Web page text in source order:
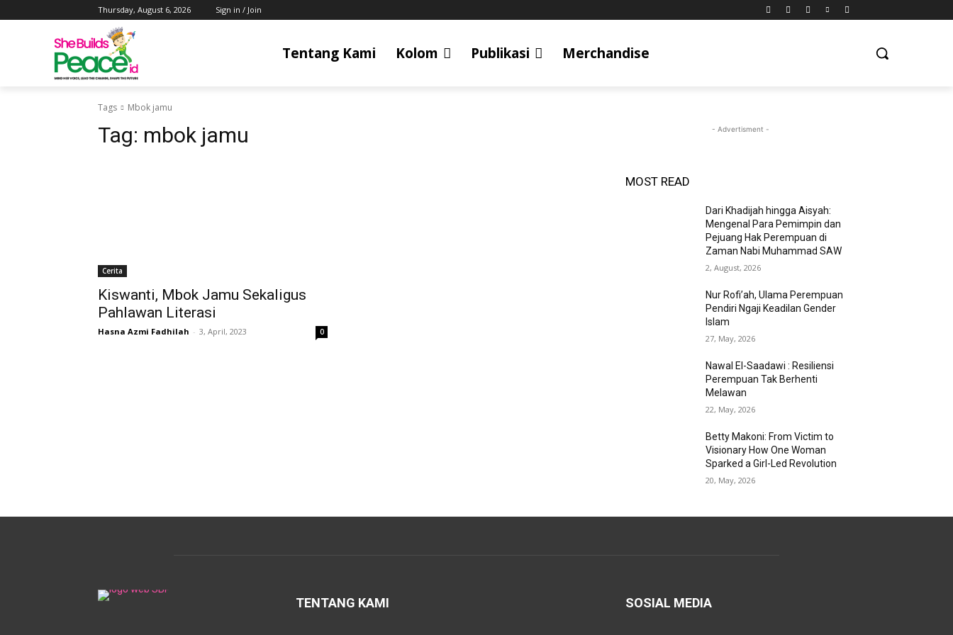
Thursday, August 6, 2026 Sign in / Join
Tentang Kami Kolom Publikasi Merchandise
Tags Mbok jamu
Tag: mbok jamu
Cerita
Kiswanti, Mbok Jamu Sekaligus
Pahlawan Literasi
Hasna Azmi Fadhilah - 3, April, 2023 0
- Advertisment -
MOST READ
Dari Khadijah hingga Aisyah:
Mengenal Para Pemimpin dan
Pejuang Hak Perempuan di
Zaman Nabi Muhammad SAW
2, August, 2026
Nur Rofi’ah, Ulama Perempuan
Pendiri Ngaji Keadilan Gender
Islam
27, May, 2026
Nawal El-Saadawi : Resiliensi
Perempuan Tak Berhenti
Melawan
22, May, 2026
Betty Makoni: From Victim to
Visionary How One Woman
Sparked a Girl-Led Revolution
20, May, 2026
TENTANG KAMI SOSIAL MEDIA